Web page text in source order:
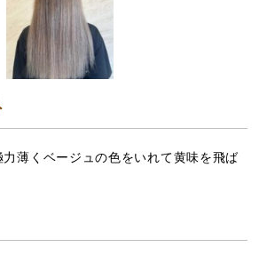
薄くベージュの色をいれて黄味を飛ば